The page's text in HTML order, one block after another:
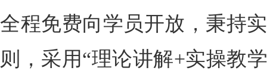
全程免费向学员开放，秉持
则，采用“理论讲解+实操教